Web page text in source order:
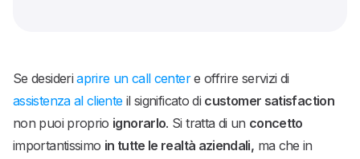
Se desideriaprire un call centere offrire servizi di
assistenza al clienteil significato di customer satisfaction
non puoi proprio ignorarlo. Si tratta di un concetto
importantissimo in tutte le realtà aziendali, ma che in